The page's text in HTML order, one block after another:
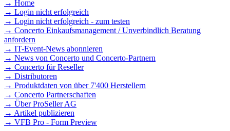
→ Home
→ Login nicht erfolgreich
→ Login nicht erfolgreich - zum testen
→ Concerto Einkaufsmanagement / Unverbindlich Beratung
anfordern
→ IT-Event-News abonnieren
→ News von Concerto und Concerto-Partnern
→ Concerto für Reseller
→ Distributoren
→ Produktdaten von über 7'400 Herstellern
→ Concerto Partnerschaften
→ Über ProSeller AG
→ Artikel publizieren
→ VFB Pro - Form Preview